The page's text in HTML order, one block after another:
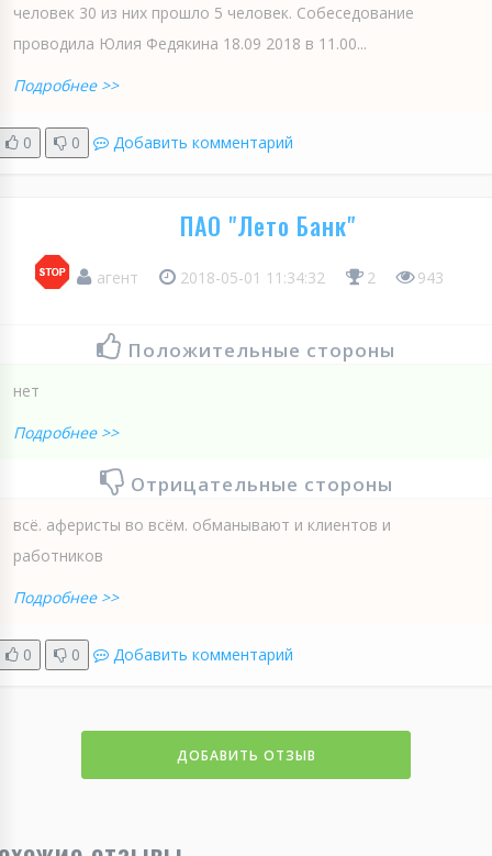
человек 30 из них прошло 5 человек. Собеседование
проводила Юлия Федякина 18.09 2018 в 11.00...
Подробнее >>
0 0 Добавить комментарий
ПАО "Лето Банк"
агент 2018-05-01 11:34:32 2 943
Положительные стороны
нет
Подробнее >>
Отрицательные стороны
всё. аферисты во всём. обманывают и клиентов и
работников
Подробнее >>
0 0 Добавить комментарий
ДОБАВИТЬ ОТЗЫВ